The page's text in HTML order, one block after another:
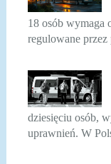
18 osób wymaga
regulowane
dziesięciu osób,
uprawnień. W